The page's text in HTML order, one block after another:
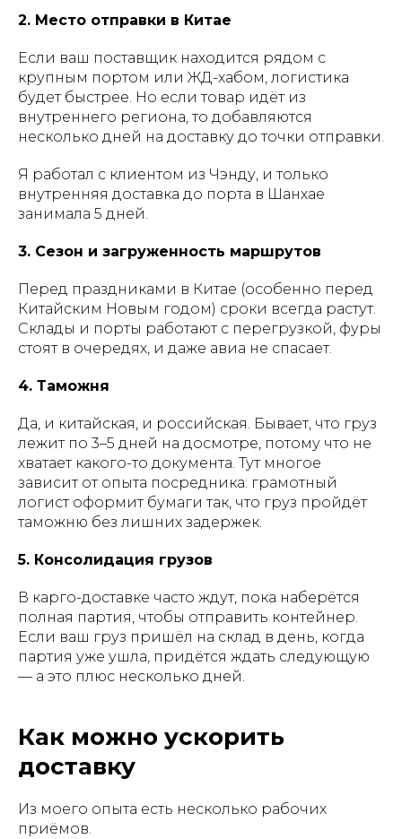
2. Место отправки в Китае
Если ваш поставщик находится рядом с
крупным портом или ЖД-хабом, логистика
будет быстрее. Но если товар идёт из
внутреннего региона, то добавляются
несколько дней на доставку до точки отправки.
Я работал с клиентом из Чэнду, и только
внутренняя доставка до порта в Шанхае
занимала 5 дней.
3. Сезон и загруженность маршрутов
Перед праздниками в Китае (особенно перед
Китайским Новым годом) сроки всегда растут.
Склады и порты работают с перегрузкой, фуры
стоят в очередях, и даже авиа не спасает.
4. Таможня
Да, и китайская, и российская. Бывает, что груз
лежит по 3–5 дней на досмотре, потому что не
хватает какого-то документа. Тут многое
зависит от опыта посредника: грамотный
логист оформит бумаги так, что груз пройдёт
таможню без лишних задержек.
5. Консолидация грузов
В карго-доставке часто ждут, пока наберётся
полная партия, чтобы отправить контейнер.
Если ваш груз пришёл на склад в день, когда
партия уже ушла, придётся ждать следующую
— а это плюс несколько дней.
Как можно ускорить
доставку
Из моего опыта есть несколько рабочих
приёмов.